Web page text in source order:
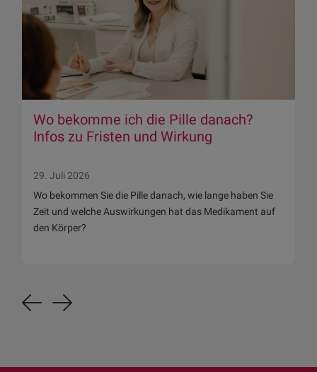
Wo bekomme ich die Pille danach?
Infos zu Fristen und Wirkung
29. Juli 2026
Wo bekommen Sie die Pille danach, wie lange haben Sie
Zeit und welche Auswirkungen hat das Medikament auf
den Körper?
Previous
Next